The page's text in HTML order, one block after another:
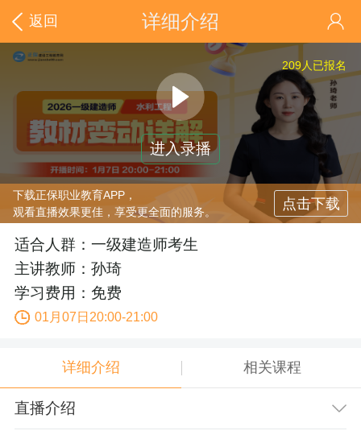
返回 详细介绍
209 人已报名
进入录播
下载正保职业教育APP，
观看直播效果更佳，享受更全面的服务。
点击下载
适合人群：一级建造师考生
主讲教师：孙琦
学习费用：免费
01月07日20:00-21:00
详细介绍 相关课程
直播介绍